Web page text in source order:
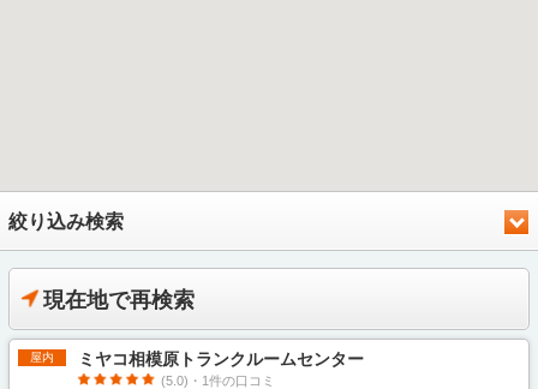
絞り込み検索
現在地で再検索
屋内 ミヤコ相模原トランクルームセンター
(5.0)・1件の口コミ